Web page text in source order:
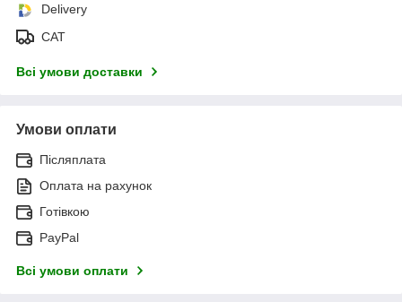
Delivery
САТ
Всі умови доставки
Умови оплати
Післяплата
Оплата на рахунок
Готівкою
PayPal
Всі умови оплати